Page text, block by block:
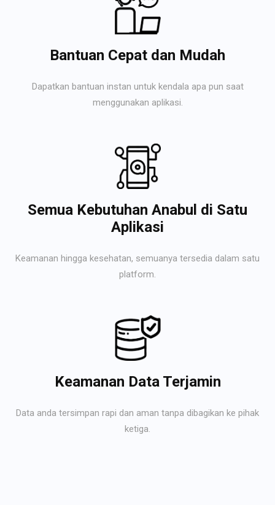
Bantuan Cepat dan Mudah
Dapatkan bantuan instan untuk kendala apa pun saat
menggunakan aplikasi.
Semua Kebutuhan Anabul di Satu
Aplikasi
Keamanan hingga kesehatan, semuanya tersedia dalam satu
platform.
Keamanan Data Terjamin
Data anda tersimpan rapi dan aman tanpa dibagikan ke pihak
ketiga.